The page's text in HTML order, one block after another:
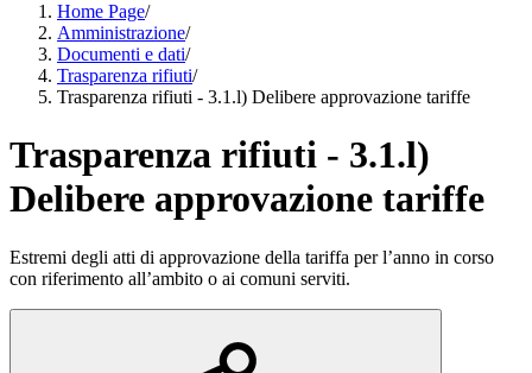
Home Page/
Amministrazione/
Documenti e dati/
Trasparenza rifiuti/
Trasparenza rifiuti - 3.1.l) Delibere approvazione tariffe
Trasparenza rifiuti - 3.1.l)
Delibere approvazione tariffe
Estremi degli atti di approvazione della tariffa per l’anno in corso
con riferimento all’ambito o ai comuni serviti.